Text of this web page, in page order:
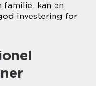
kan en
investering for